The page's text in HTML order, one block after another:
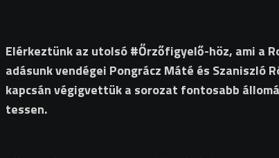
Elérkeztünk az utolsó #Őrzőfigyelő-höz, ami a
adásunk vendégei Pongrácz Máté és Szaniszló
kapcsán végigvettük a sorozat fontosabb
tessen.